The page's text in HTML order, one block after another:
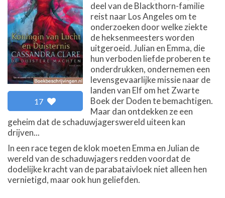
17
deel van de Blackthorn-familie
reist naar Los Angeles om te
onderzoeken door welke ziekte
de heksenmeesters worden
uitgeroeid. Julian en Emma, die
hun verboden liefde proberen te
onderdrukken, ondernemen een
levensgevaarlijke missie naar de
landen van Elf om het Zwarte
Boek der Doden te bemachtigen.
Maar dan ontdekken ze een
geheim dat de schaduwjagerswereld uiteen kan
drijven...
In een race tegen de klok moeten Emma en Julian de
wereld van de schaduwjagers redden voordat de
dodelijke kracht van de parabataivloek niet alleen hen
vernietigd, maar ook hun geliefden.